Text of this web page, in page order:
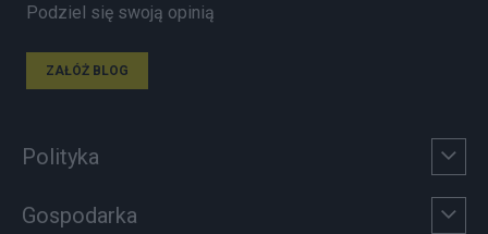
Podziel się swoją opinią
ZAŁÓŻ BLOG
Polityka
Gospodarka